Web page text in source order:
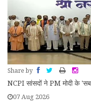
Share by
NCPI सांसदों ने PM मोदी के 'सब
07 Aug 2026